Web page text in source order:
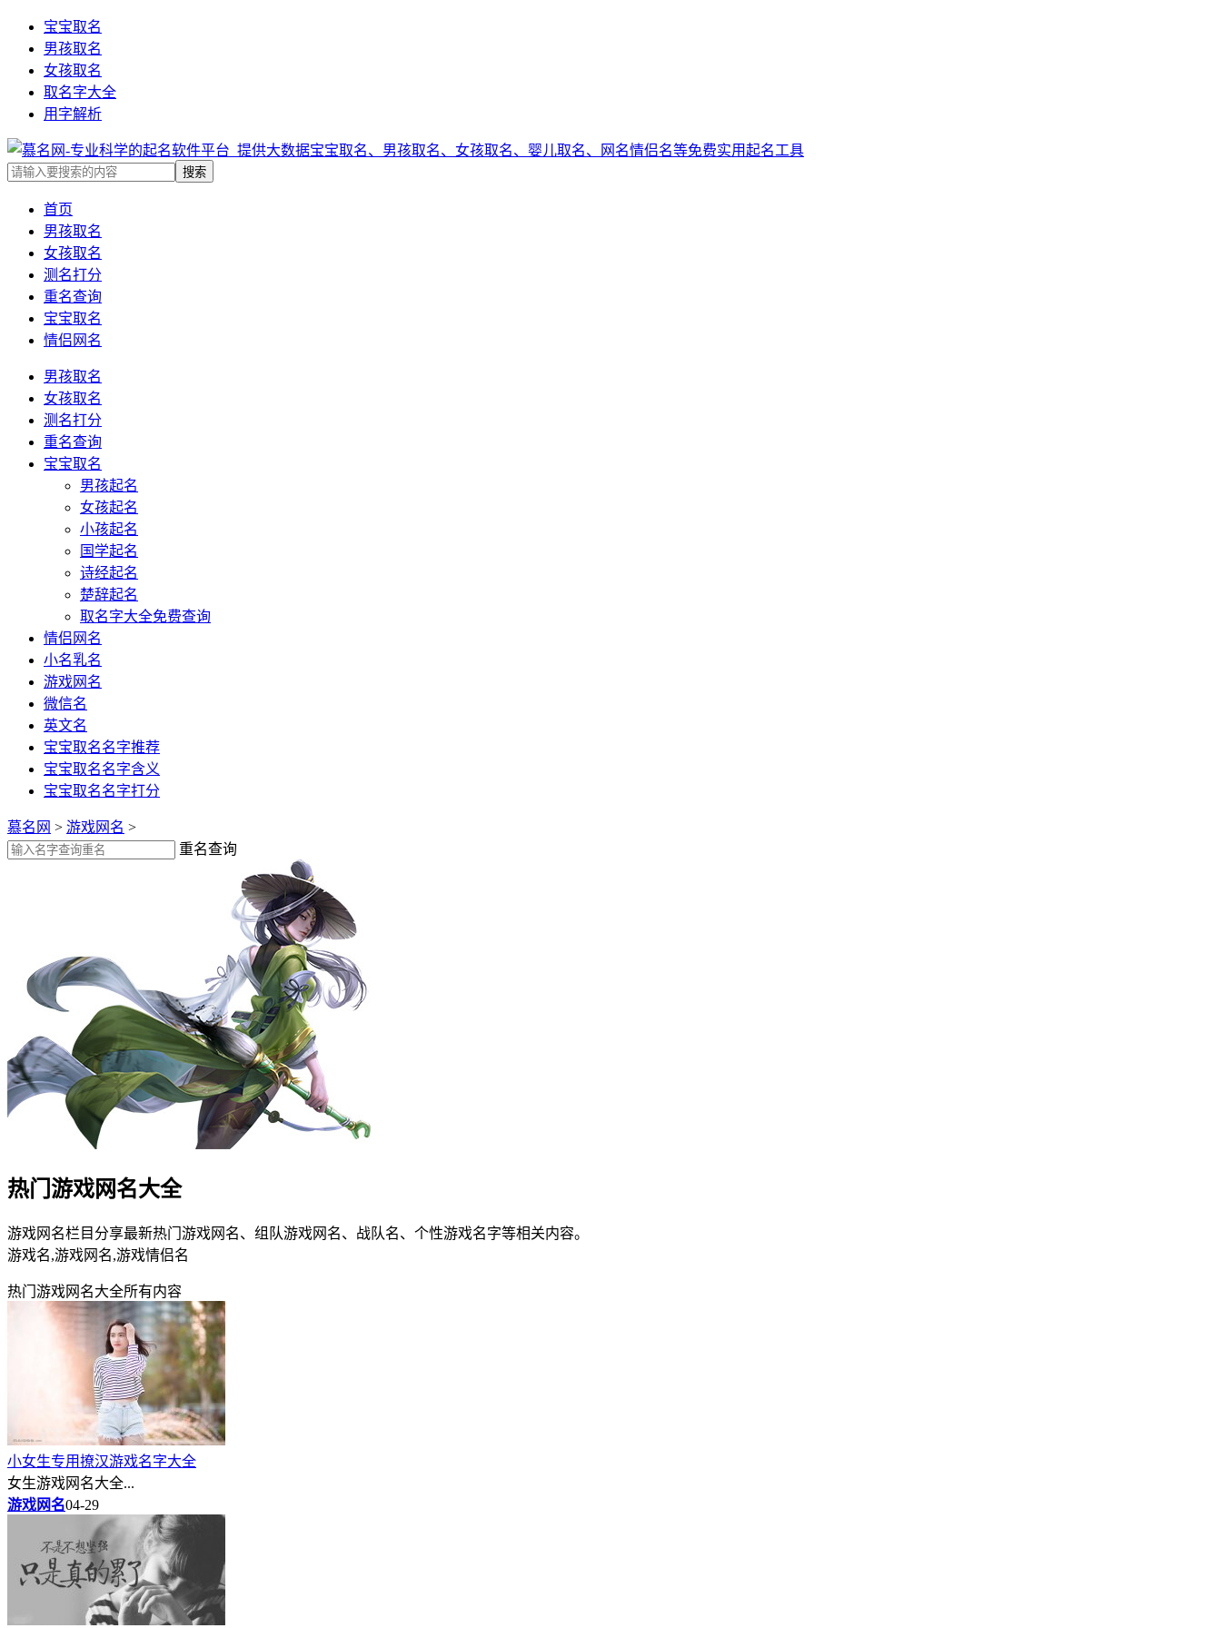
宝宝取名
男孩取名
女孩取名
取名字大全
用字解析
首页
男孩取名
女孩取名
测名打分
重名查询
宝宝取名
情侣网名
男孩取名
女孩取名
测名打分
重名查询
宝宝取名
男孩起名
女孩起名
小孩起名
国学起名
诗经起名
楚辞起名
取名字大全免费查询
情侣网名
小名乳名
游戏网名
微信名
英文名
宝宝取名名字推荐
宝宝取名名字含义
宝宝取名名字打分
慕名网 > 游戏网名 >
重名查询
热门游戏网名大全
游戏网名栏目分享最新热门游戏网名、组队游戏网名、战队名、个性游戏名字等相关内容。
游戏名,游戏网名,游戏情侣名
热门游戏网名大全所有内容
小女生专用撩汉游戏名字大全
女生游戏网名大全...
游戏网名04-29